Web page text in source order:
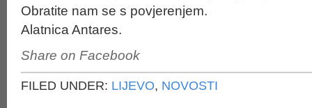
Obratite nam se s povjerenjem.
Alatnica Antares.
Share on Facebook
FILED UNDER: LIJEVO, NOVOSTI